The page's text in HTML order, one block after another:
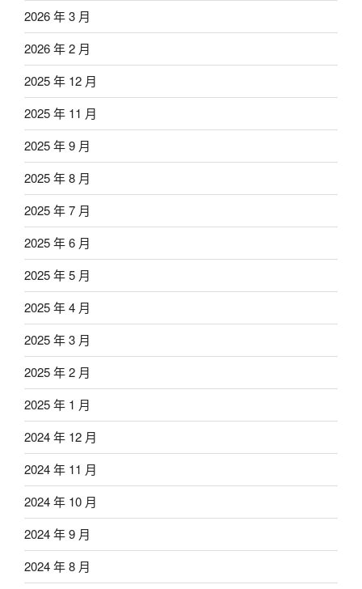
2026 年 3 月
2026 年 2 月
2025 年 12 月
2025 年 11 月
2025 年 9 月
2025 年 8 月
2025 年 7 月
2025 年 6 月
2025 年 5 月
2025 年 4 月
2025 年 3 月
2025 年 2 月
2025 年 1 月
2024 年 12 月
2024 年 11 月
2024 年 10 月
2024 年 9 月
2024 年 8 月